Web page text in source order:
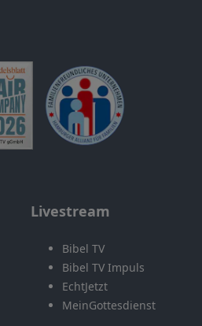
Livestream
Bibel TV
Bibel TV Impuls
EchtJetzt
MeinGottesdienst